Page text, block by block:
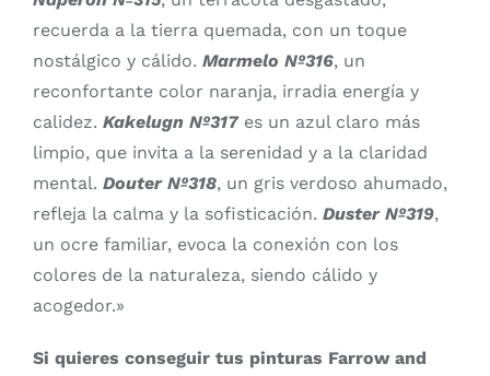
recuerda a la tierra quemada, con un toque
nostálgico y cálido. Marmelo Nº316, un
reconfortante color naranja, irradia energía y
calidez. Kakelugn Nº317es un azul claro más
limpio, que invita a la serenidad y a la claridad
mental. Douter Nº318, un gris verdoso ahumado,
refleja la calma y la sofisticación. Duster Nº319,
un ocre familiar, evoca la conexión con los
colores de la naturaleza, siendo cálido y
acogedor.»
Si quieres conseguir tus pinturas Farrow and